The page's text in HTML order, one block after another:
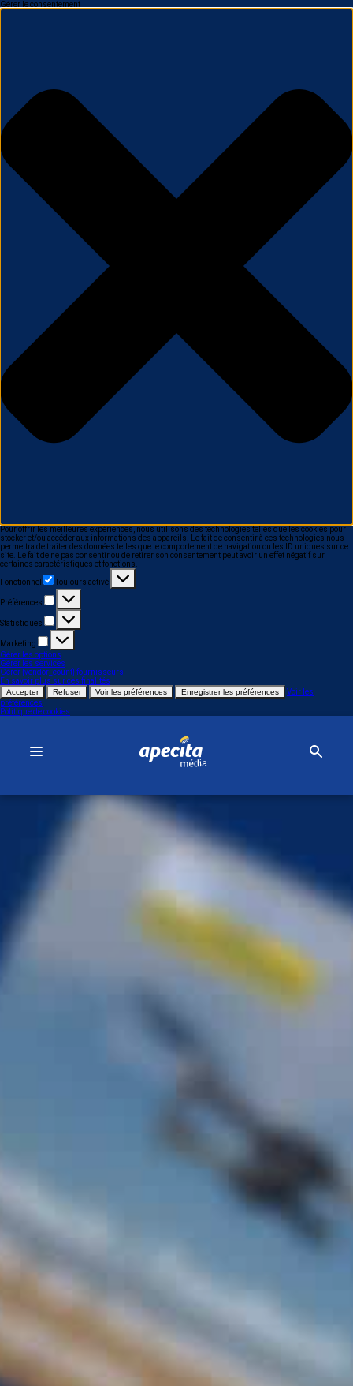
Gérer le consentement
Pour offrir les meilleures expériences, nous utilisons des technologies telles que les cookies pour
stocker et/ou accéder aux informations des appareils. Le fait de consentir à ces technologies nous
permettra de traiter des données telles que le comportement de navigation ou les ID uniques sur ce
site. Le fait de ne pas consentir ou de retirer son consentement peut avoir un effet négatif sur
certaines caractéristiques et fonctions.
Fonctionnel
Toujours activé
Préférences
Préférences
Statistiques
Statistiques
Marketing
Marketing
Gérer les options
Gérer les services
Gérer {vendor_count} fournisseurs
En savoir plus sur ces finalités
Accepter
Refuser Voir les préférences Enregistrer les préférences
Voir les
préférences
Politique de cookies